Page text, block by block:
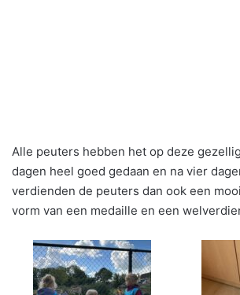
Alle peuters hebben het op deze
dagen heel goed gedaan en na vier
verdienden de peuters dan ook een
vorm van een medaille en een